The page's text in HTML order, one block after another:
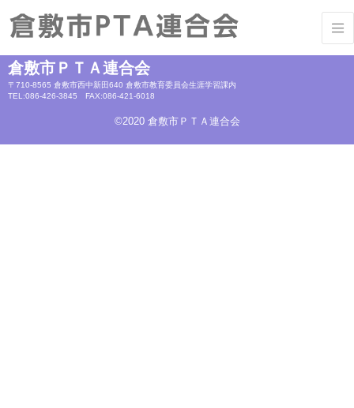
「総会のご報告」を掲載しました。
倉敷市ＰＴＡ連合会
〒710-8565 倉敷市西中新田640 倉敷市教育委員会生涯学習課内
TEL:086-426-3845 FAX:086-421-6018
©2020 倉敷市ＰＴＡ連合会